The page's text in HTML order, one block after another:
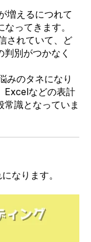
増えるにつれて
ってきます。
されていて、ど
別がつかなく
みのタネになり
Excelなどの表計
識となっていま
なります。